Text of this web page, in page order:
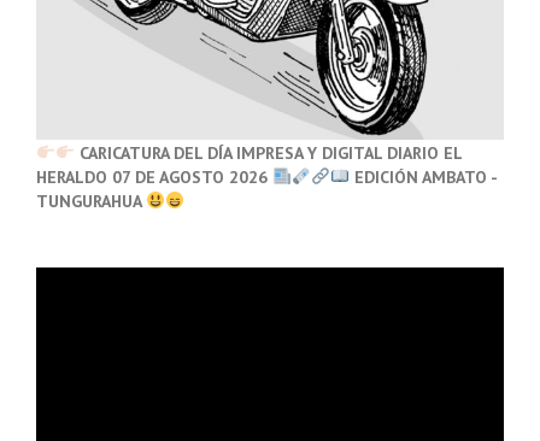
CARICATURA DEL DÍA IMPRESA Y DIGITAL DIARIO EL
HERALDO 07 DE AGOSTO 2026
EDICIÓN AMBATO -
TUNGURAHUA